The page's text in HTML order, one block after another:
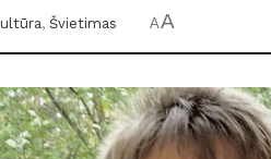
, Švietimas AA